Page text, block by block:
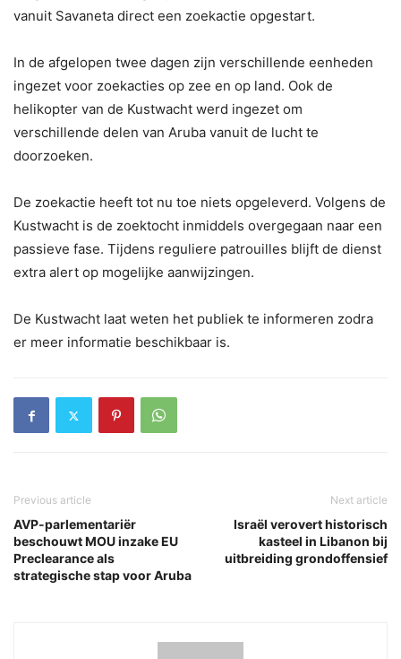
vanuit Savaneta direct een zoekactie opgestart.
In de afgelopen twee dagen zijn verschillende eenheden
ingezet voor zoekacties op zee en op land. Ook de
helikopter van de Kustwacht werd ingezet om
verschillende delen van Aruba vanuit de lucht te
doorzoeken.
De zoekactie heeft tot nu toe niets opgeleverd. Volgens de
Kustwacht is de zoektocht inmiddels overgegaan naar een
passieve fase. Tijdens reguliere patrouilles blijft de dienst
extra alert op mogelijke aanwijzingen.
De Kustwacht laat weten het publiek te informeren zodra
er meer informatie beschikbaar is.
Previous article
AVP-parlementariër
beschouwt MOU inzake EU
Preclearance als
strategische stap voor Aruba
Next article
Israël verovert historisch
kasteel in Libanon bij
uitbreiding grondoffensief